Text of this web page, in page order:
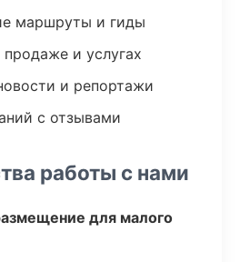
маршруты и гиды
и услугах
и репортажи
с отзывами
работы с нами
для малого